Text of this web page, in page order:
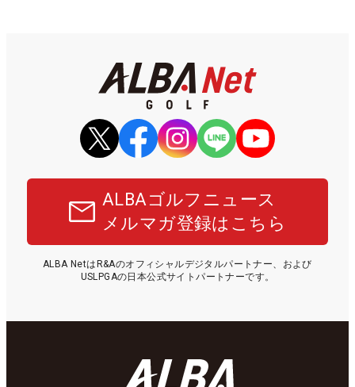
ALBAゴルフニュース
メルマガ登録はこちら
ALBA NetはR&Aのオフィシャルデジタルパートナー、および
USLPGAの日本公式サイトパートナーです。